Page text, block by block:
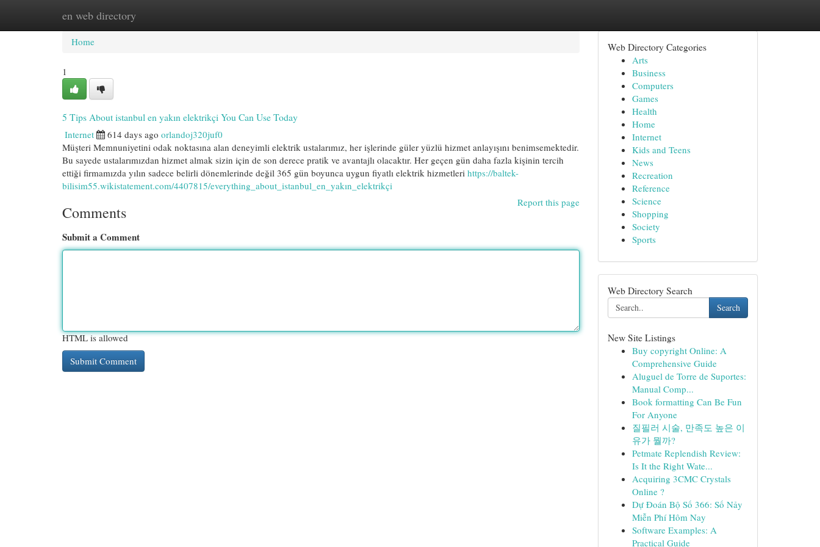
en web directory
Home New Site Listings
Home
1
5 Tips About istanbul en yakın elektrikçi You Can Use Today
Internet 614 days ago orlandoj320juf0
Müşteri Memnuniyetini odak noktasına alan deneyimli elektrik ustalarımız, her işlerinde güler yüzlü hizmet anlayışını benimsemektedir.
Bu sayede ustalarımızdan hizmet almak sizin için de son derece pratik ve avantajlı olacaktır. Her geçen gün daha fazla kişinin tercih
ettiği firmamızda yılın sadece belirli dönemlerinde değil 365 gün boyunca uygun fiyatlı elektrik hizmetleri https://baltek-
bilisim55.wikistatement.com/4407815/everything_about_istanbul_en_yakın_elektrikçi
Report this page
Comments
Submit a Comment
HTML is allowed
Web Directory Categories
Arts
Business
Computers
Games
Health
Home
Internet
Kids and Teens
News
Recreation
Reference
Science
Shopping
Society
Sports
Web Directory Search
Search
New Site Listings
Buy copyright Online: A
Comprehensive Guide
Aluguel de Torre de Suportes:
Manual Comp...
Book formatting Can Be Fun
For Anyone
질필러 시술, 만족도 높은 이
유가 뭘까?
Petmate Replendish Review:
Is It the Right Wate...
Acquiring 3CMC Crystals
Online ?
Dự Đoán Bộ Số 366: Số Nảy
Miễn Phí Hôm Nay
Software Examples: A
Practical Guide